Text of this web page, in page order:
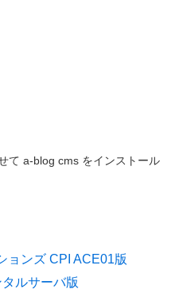
て a-blog cms をインストール
ョンズ CPI ACE01版
ルサーバ版